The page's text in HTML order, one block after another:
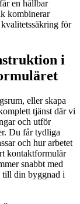
en hållbar
kombinerar
för
i
eller skapa
tjänst där vi
och utför
Du får tydliga
och hur arbetet
kontaktformulär
snabbt med
till din byggnad i